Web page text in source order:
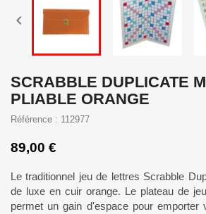

SCRABBLE DUPLICATE
PLIABLE ORANGE
Référence : 112977
89,00 €
Le traditionnel jeu de lettres Scrabble
de luxe en cuir orange. Le plateau de
permet un gain d'espace pour emporter